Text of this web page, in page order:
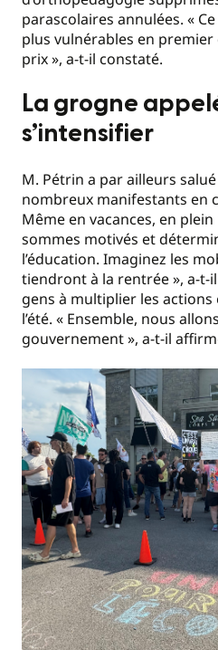
parascolaires annulées. «
plus vulnérables en
prix », a-t-il constaté.
La grogne
s’intensifier
M. Pétrin a par ailleurs
nombreux manifestants en
Même en vacances, en
sommes motivés et
l’éducation. Imaginez les
tiendront à la rentrée », a-t-
gens à multiplier les
l’été. « Ensemble, nous
gouvernement », a-t-il